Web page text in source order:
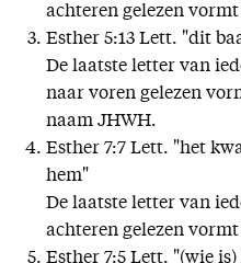
achteren gelezen
Esther 5:13 Lett. "dit
De laatste letter van
naar voren gelezen
naam JHWH.
Esther 7:7 Lett. "het
hem"
De laatste letter van
achteren gelezen
Esther 7:5 Lett. "(wie